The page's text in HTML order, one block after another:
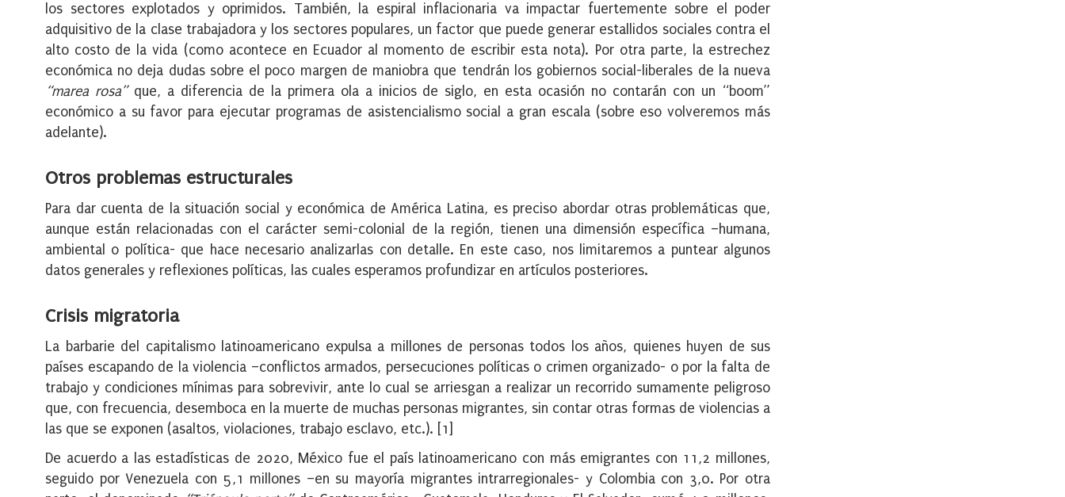
los sectores explotados y oprimidos. También, la espiral inflacionaria va impactar fuertemente sobre el poder
adquisitivo de la clase trabajadora y los sectores populares, un factor que puede generar estallidos sociales contra el
alto costo de la vida (como acontece en Ecuador al momento de escribir esta nota). Por otra parte, la estrechez
económica no deja dudas sobre el poco margen de maniobra que tendrán los gobiernos social-liberales de la nueva
“marea rosa”que, a diferencia de la primera ola a inicios de siglo, en esta ocasión no contarán con un “boom”
económico a su favor para ejecutar programas de asistencialismo social a gran escala (sobre eso volveremos más
adelante).
Otros problemas estructurales
Para dar cuenta de la situación social y económica de América Latina, es preciso abordar otras problemáticas que,
aunque están relacionadas con el carácter semi-colonial de la región, tienen una dimensión específica –humana,
ambiental o política- que hace necesario analizarlas con detalle. En este caso, nos limitaremos a puntear algunos
datos generales y reflexiones políticas, las cuales esperamos profundizar en artículos posteriores.
Crisis migratoria
La barbarie del capitalismo latinoamericano expulsa a millones de personas todos los años, quienes huyen de sus
países escapando de la violencia –conflictos armados, persecuciones políticas o crimen organizado- o por la falta de
trabajo y condiciones mínimas para sobrevivir, ante lo cual se arriesgan a realizar un recorrido sumamente peligroso
que, con frecuencia, desemboca en la muerte de muchas personas migrantes, sin contar otras formas de violencias a
las que se exponen (asaltos, violaciones, trabajo esclavo, etc.). [1]
De acuerdo a las estadísticas de 2020, México fue el país latinoamericano con más emigrantes con 11,2 millones,
seguido por Venezuela con 5,1 millones –en su mayoría migrantes intrarregionales- y Colombia con 3,0. Por otra